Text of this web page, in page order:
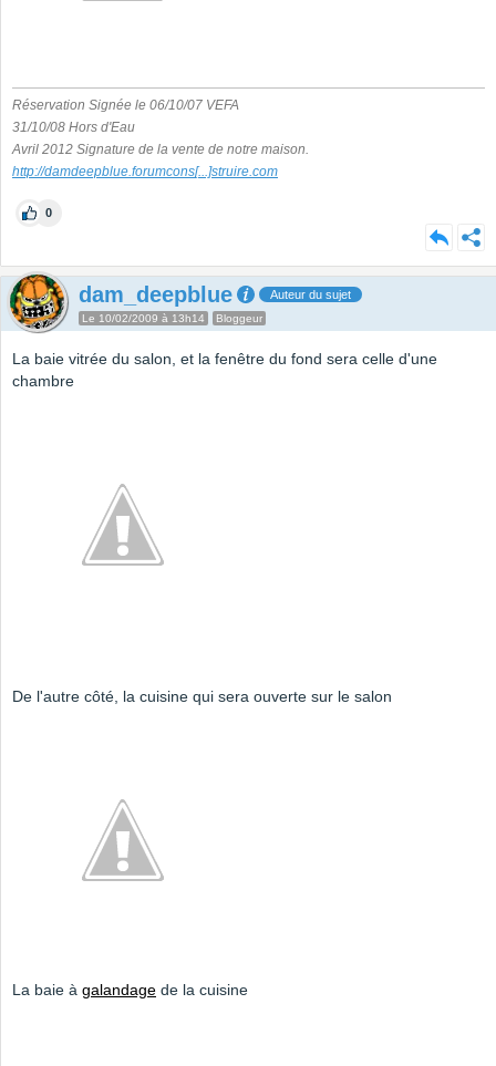
Réservation Signée le 06/10/07 VEFA
31/10/08 Hors d'Eau
Avril 2012 Signature de la vente de notre maison.
http://damdeepblue.forumcons[...]struire.com
0
dam_deepblue Auteur du sujet
Le 10/02/2009 à 13h14 Bloggeur
La baie vitrée du salon, et la fenêtre du fond sera celle d'une
chambre
De l'autre côté, la cuisine qui sera ouverte sur le salon
La baie à galandage de la cuisine